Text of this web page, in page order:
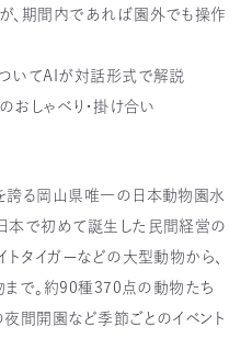
、期間内であれば園外でも操作
いてAIが対話形式で解説
おしゃべり・掛け合い
る岡山県唯一の日本動物園水
本で初めて誕生した民間経営の
トタイガーなどの大型動物から、
まで。約90種370点の動物たち
間開園など季節ごとのイベント